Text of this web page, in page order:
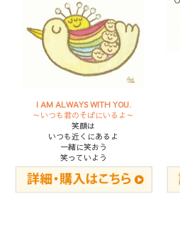
I AM ALWAYS WITH YOU.
～いつも君のそばにいるよ～
笑顔は
いつも近くにあるよ
一緒に笑おう
笑っていよう